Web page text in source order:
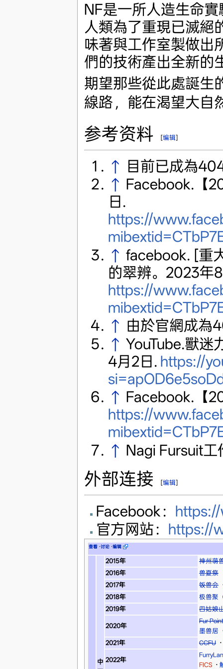
NF是一所人造生命
人類為了重現已滅絕
味著與工作室製做出
們的技術產出全新的
期望那些從此處誕生
線路，能在渴望大自
参考资料 [编辑]
↑ 目前已成為
↑ Facebook.【
日.
https://
↑ facebook. [重
的翠辨。2023年
https://
↑ 由於官網成為
↑ YouTube.獸迷
4月2日. https://
↑ Facebook.【
https://
↑ Nagi Fursuit
外部连接 [编辑]
Facebook：
官方网站： https://
查看·讨论·编辑
中
2015年
神州萌
2016年
兽夏祭
2017年
饭兽会
2018年
极兽聚
2019年
四姑娘
2020年
Fur
墨兽居
2021年
CCFU ·
2022年
FICS ·